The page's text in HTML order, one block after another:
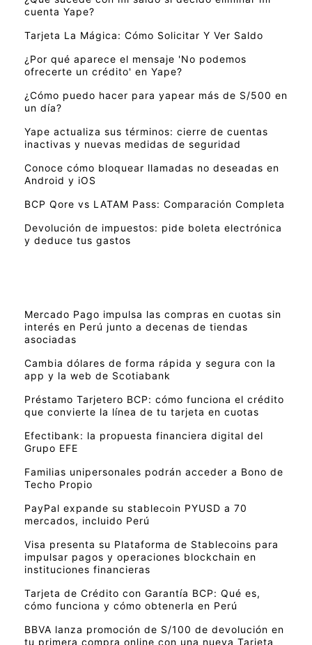
cuenta Yape?
Tarjeta La Mágica: Cómo Solicitar Y Ver Saldo
¿Por qué aparece el mensaje 'No podemos
ofrecerte un crédito' en Yape?
¿Cómo puedo hacer para yapear más de S/500 en
un día?
Yape actualiza sus términos: cierre de cuentas
inactivas y nuevas medidas de seguridad
Conoce cómo bloquear llamadas no deseadas en
Android y iOS
BCP Qore vs LATAM Pass: Comparación Completa
Devolución de impuestos: pide boleta electrónica
y deduce tus gastos
Mercado Pago impulsa las compras en cuotas sin
interés en Perú junto a decenas de tiendas
asociadas
Cambia dólares de forma rápida y segura con la
app y la web de Scotiabank
Préstamo Tarjetero BCP: cómo funciona el crédito
que convierte la línea de tu tarjeta en cuotas
Efectibank: la propuesta financiera digital del
Grupo EFE
Familias unipersonales podrán acceder a Bono de
Techo Propio
PayPal expande su stablecoin PYUSD a 70
mercados, incluido Perú
Visa presenta su Plataforma de Stablecoins para
impulsar pagos y operaciones blockchain en
instituciones financieras
Tarjeta de Crédito con Garantía BCP: Qué es,
cómo funciona y cómo obtenerla en Perú
BBVA lanza promoción de S/100 de devolución en
tu primera compra online con una nueva Tarjeta